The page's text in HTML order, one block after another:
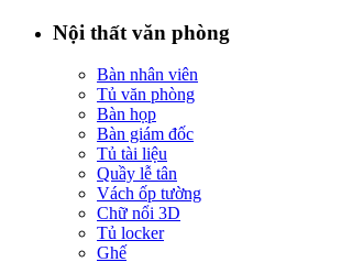
Nội thất văn phòng
Bàn nhân viên
Tủ văn phòng
Bàn họp
Bàn giám đốc
Tủ tài liệu
Quầy lễ tân
Vách ốp tường
Chữ nổi 3D
Tủ locker
Ghế